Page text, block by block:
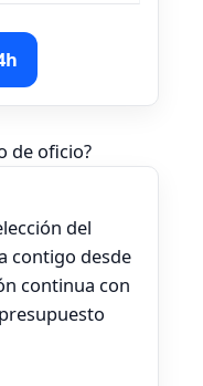
de oficio?
del
contigo desde
continua con